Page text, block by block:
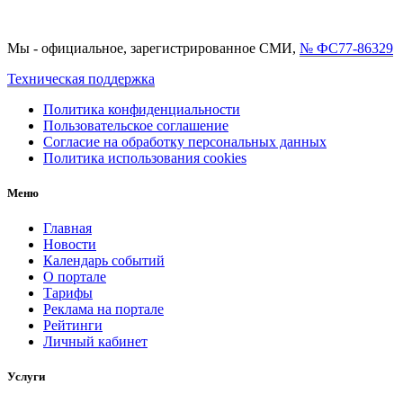
Мы - официальное, зарегистрированное СМИ, № ФС77-86329
Техническая поддержка
Политика конфиденциальности
Пользовательское соглашение
Согласие на обработку персональных данных
Политика использования cookies
Меню
Главная
Новости
Календарь событий
О портале
Тарифы
Реклама на портале
Рейтинги
Личный кабинет
Услуги